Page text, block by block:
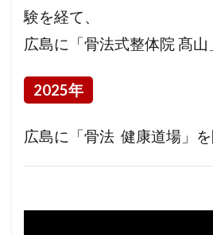
験を経て、
広島に「骨法式整体院 髙
2025年
広島に「骨法 健康道場」